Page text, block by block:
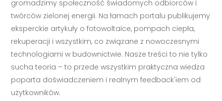
gromadzimy społeczność świadomych odbiorców i
twórców zielonej energii. Na łamach portalu publikujemy
eksperckie artykuły o fotowoltaice, pompach ciepła,
rekuperacji i wszystkim, co związane z nowoczesnymi
technologiami w budownictwie. Nasze treści to nie tylko
sucha teoria – to przede wszystkim praktyczna wiedza
poparta doświadczeniem i realnym feedback'iem od
użytkowników.